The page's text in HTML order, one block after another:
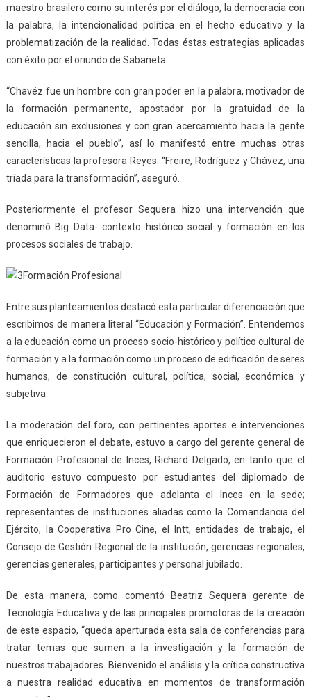
maestro brasilero como su interés por el diálogo, la democracia con
la palabra, la intencionalidad política en el hecho educativo y la
problematización de la realidad. Todas éstas estrategias aplicadas
con éxito por el oriundo de Sabaneta.
“Chavéz fue un hombre con gran poder en la palabra, motivador de
la formación permanente, apostador por la gratuidad de la
educación sin exclusiones y con gran acercamiento hacia la gente
sencilla, hacia el pueblo”, así lo manifestó entre muchas otras
características la profesora Reyes. “Freire, Rodríguez y Chávez, una
tríada para la transformación”, aseguró.
Posteriormente el profesor Sequera hizo una intervención que
denominó Big Data- contexto histórico social y formación en los
procesos sociales de trabajo.
Entre sus planteamientos destacó esta particular diferenciación que
escribimos de manera literal “Educación y Formación”. Entendemos
a la educación como un proceso socio-histórico y político cultural de
formación y a la formación como un proceso de edificación de seres
humanos, de constitución cultural, política, social, económica y
subjetiva.
La moderación del foro, con pertinentes aportes e intervenciones
que enriquecieron el debate, estuvo a cargo del gerente general de
Formación Profesional de Inces, Richard Delgado, en tanto que el
auditorio estuvo compuesto por estudiantes del diplomado de
Formación de Formadores que adelanta el Inces en la sede;
representantes de instituciones aliadas como la Comandancia del
Ejército, la Cooperativa Pro Cine, el Intt, entidades de trabajo, el
Consejo de Gestión Regional de la institución, gerencias regionales,
gerencias generales, participantes y personal jubilado.
De esta manera, como comentó Beatriz Sequera gerente de
Tecnología Educativa y de las principales promotoras de la creación
de este espacio, “queda aperturada esta sala de conferencias para
tratar temas que sumen a la investigación y la formación de
nuestros trabajadores. Bienvenido el análisis y la crítica constructiva
a nuestra realidad educativa en momentos de transformación